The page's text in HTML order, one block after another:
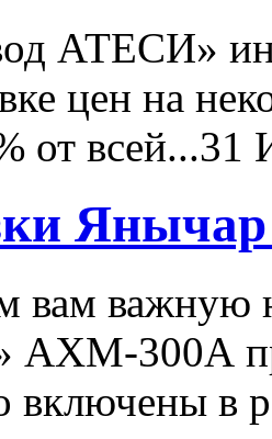
АТЕСИ»
цен на
от всей...31
Янычар
вам важную
300А
включены в